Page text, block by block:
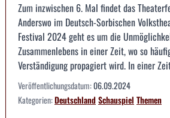
Zum inzwischen 6. Mal findet das
Anderswo im Deutsch-Sorbischen
Festival 2024 geht es um die
Zusammenlebens in einer Zeit, wo so
Verständigung propagiert wird. In einer
Veröffentlichungsdatum:06.09.2024
Kategorien:DeutschlandSchauspiel Themen